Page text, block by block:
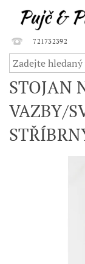
721732392
STOJAN
VAZBY/